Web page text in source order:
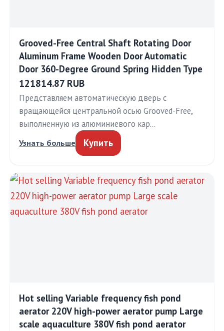
Grooved-Free Central Shaft Rotating Door
Aluminum Frame Wooden Door Automatic
Door 360-Degree Ground Spring Hidden Type
121814.87 RUB
Представляем автоматическую дверь с
вращающейся центральной осью Grooved-Free,
выполненную из алюминиевого кар…
Узнать больше Купить
Hot selling Variable frequency fish pond
aerator 220V high-power aerator pump Large
scale aquaculture 380V fish pond aerator